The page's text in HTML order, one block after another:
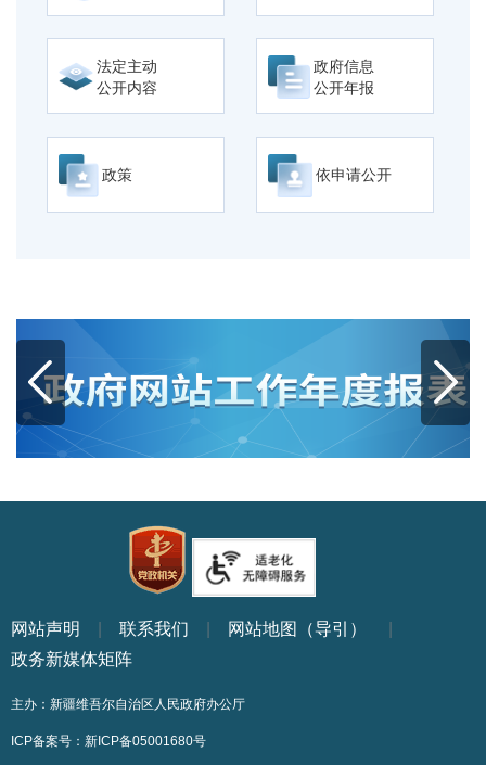
法定主动
公开内容
政府信息
公开年报
政策 依申请公开
网站声明 联系我们 网站地图（导引）
政务新媒体矩阵
主办：新疆维吾尔自治区人民政府办公厅
ICP备案号： 新ICP备05001680号